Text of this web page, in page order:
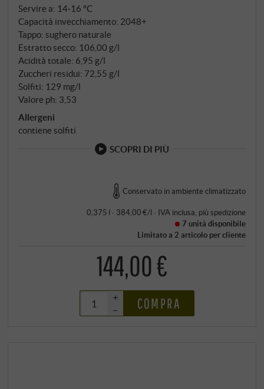
Servire a: 14‑16 °C
Capacità invecchiamento: 2048+
Tappo: sughero naturale
Estratto secco: 106,00 g/l
Acidità totale: 6,95 g/l
Zuccheri residui: 72,55 g/l
Solfiti: 129 mg/l
Valore ph: 3,53
Allergeni
contiene solfiti
SCOPRI DI PIÙ
Conservato in ambiente climatizzato
0,375 l · 384,00 €/l · IVA inclusa , più spedizione
7 unità disponibile
Limitato a 2 articolo per cliente
144,00 €
+
–
COMPRA